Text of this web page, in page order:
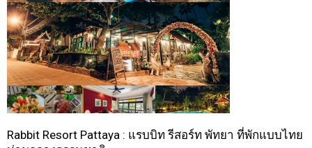
Rabbit Resort Pattaya : แรบบิท รีสอร์ท พัทยา ที่พักแบบไทย